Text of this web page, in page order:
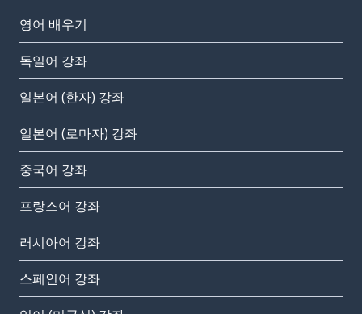
영어 배우기
독일어 강좌
일본어 (한자) 강좌
일본어 (로마자) 강좌
중국어 강좌
프랑스어 강좌
러시아어 강좌
스페인어 강좌